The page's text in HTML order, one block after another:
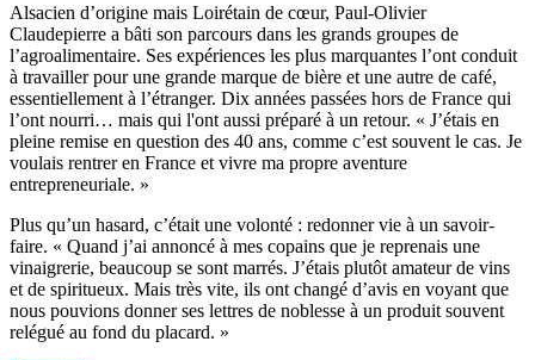
Alsacien d’origine mais Loirétain de cœur, Paul-Olivier
Claudepierre a bâti son parcours dans les grands groupes de
l’agroalimentaire. Ses expériences les plus marquantes l’ont conduit
à travailler pour une grande marque de bière et une autre de café,
essentiellement à l’étranger. Dix années passées hors de France qui
l’ont nourri… mais qui l'ont aussi préparé à un retour. « J’étais en
pleine remise en question des 40 ans, comme c’est souvent le cas. Je
voulais rentrer en France et vivre ma propre aventure
entrepreneuriale. »
Plus qu’un hasard, c’était une volonté : redonner vie à un savoir-
faire. « Quand j’ai annoncé à mes copains que je reprenais une
vinaigrerie, beaucoup se sont marrés. J’étais plutôt amateur de vins
et de spiritueux. Mais très vite, ils ont changé d’avis en voyant que
nous pouvions donner ses lettres de noblesse à un produit souvent
relégué au fond du placard. »